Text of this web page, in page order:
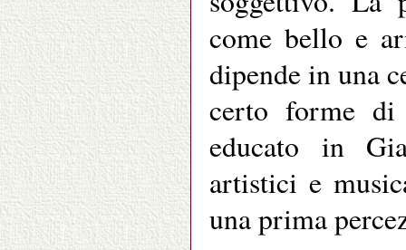
come bello e
dipende in una
certo forme di
educato in
artistici e
una prima